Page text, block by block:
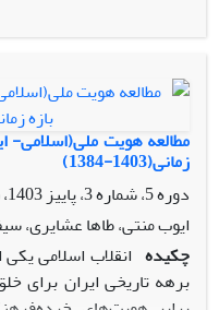
نتایج نشان می‌دهد که
ارزش و هنجارهای
سیاست‌گذاری فرهنگی،
گفتمان دینی در
توسعه سیاسی، فرهنگ
سیاسی سیاسی (عوامل
عزت‌نفس، شخصیت
اقتصادی و توسعه
مطالعه هویت ملی(اسلامی-
زمانی(1403-1384)
دوره 5، شماره 3، پاییز 1403، صفحه
ایوب منتی، طاها عشایری،
چکیده انقلاب اسلامی
برهه تاریخی ایران برای